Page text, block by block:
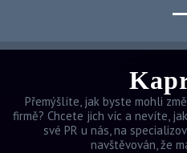
Přemýšlíte, jak byste mohli
firmě? Chcete jich víc a nevíte,
své PR u nás, na
navštěvován, že